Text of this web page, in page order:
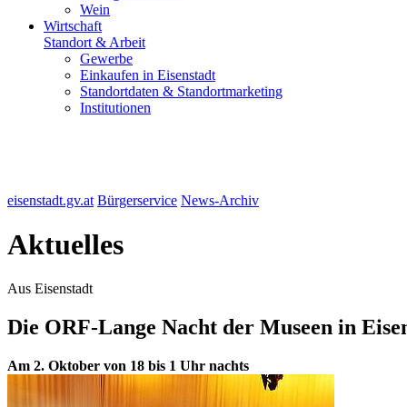
Wein
Wirtschaft
Standort & Arbeit
Gewerbe
Einkaufen in Eisenstadt
Standortdaten & Standortmarketing
Institutionen
eisenstadt.gv.at Bürgerservice News-Archiv
Aktuelles
Aus Eisenstadt
Die ORF-Lange Nacht der Museen in
Am 2. Oktober von 18 bis 1 Uhr nachts